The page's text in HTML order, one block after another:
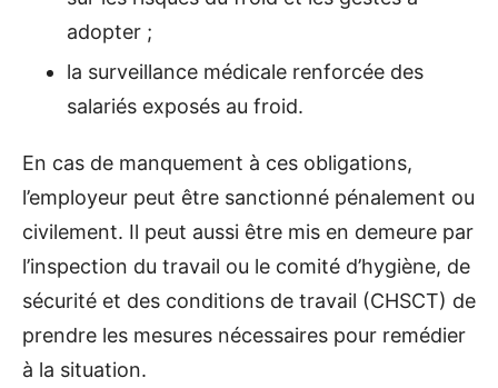
adopter ;
la surveillance médicale renforcée des
salariés exposés au froid.
En cas de manquement à ces obligations,
l’employeur peut être sanctionné pénalement ou
civilement. Il peut aussi être mis en demeure par
l’inspection du travail ou le comité d’hygiène, de
sécurité et des conditions de travail (CHSCT) de
prendre les mesures nécessaires pour remédier
à la situation.